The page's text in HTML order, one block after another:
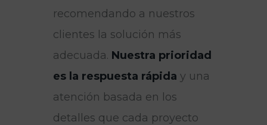
recomendando a nuestros
clientes la solución más
adecuada. Nuestra prioridad
es la respuesta rápida y una
atención basada en los
detalles que cada proyecto